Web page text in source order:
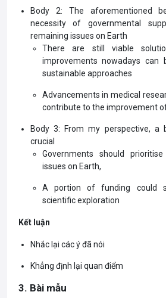
Body 2: The aforementioned
necessity of governmental
remaining issues on Earth
There are still viable
improvements nowadays can
sustainable approaches
Advancements in medical
contribute to the improvement
Body 3: From my perspective, a
crucial
Governments should
issues on Earth,
A portion of funding could
scientific exploration
Kết luận
Nhắc lại các ý đã nói
Khẳng định lại quan điểm
3. Bài mẫu